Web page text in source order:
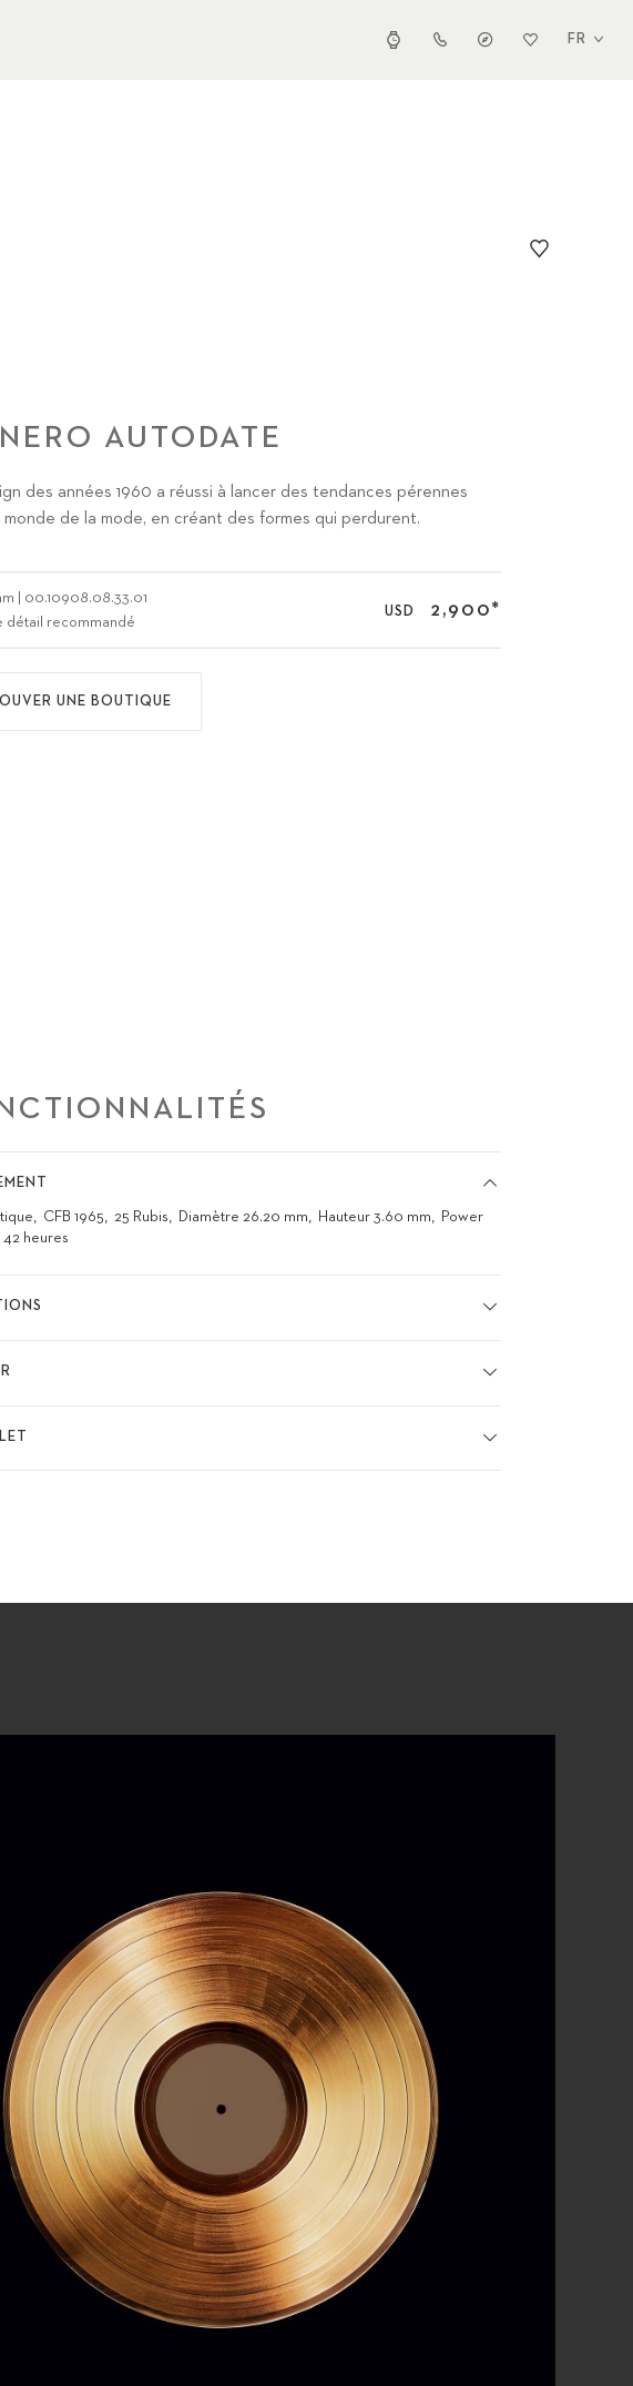
FR
AUTODATE
des années 1960 a réussi à lancer des tendances pérennes
monde de la mode, en créant des formes qui perdurent.
00.10908.08.33.01
détail recommandé
USD 2,900*
UNE BOUTIQUE
CFB 1965 25 Rubis Diamètre 26.20 mm Hauteur 3.60 mm
Power
heures